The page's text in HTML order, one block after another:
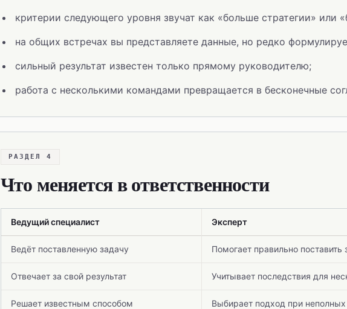
критерии следующего уровня звучат как «больше стратегии» или
на общих встречах вы представляете данные, но редко
сильный результат известен только прямому руководителю;
работа с несколькими командами превращается в бесконечные
РАЗДЕЛ 4
Что меняется в ответственности
Ведущий специалист Эксперт
Ведёт поставленную задачу Помогает правильно поставить
Отвечает за свой результат Учитывает последствия для
Решает известным способом Выбирает подход при